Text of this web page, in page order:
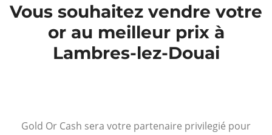
Vous souhaitez vendre votre
or au meilleur prix à
Lambres-lez-Douai
Gold Or Cash sera votre partenaire privilegié pour